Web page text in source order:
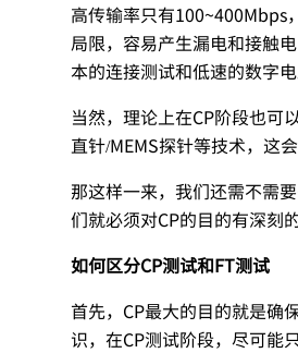
高传输率只有100~400Mbps
局限，容易产生漏电和接触
本的连接测试和低速的数字
当然，理论上在CP阶段也可
直针/MEMS探针等技术，这
那这样一来，我们还需不需
们就必须对CP的目的有深刻
如何区分CP测试和FT测试
首先，CP最大的目的就是确
识，在CP测试阶段，尽可能